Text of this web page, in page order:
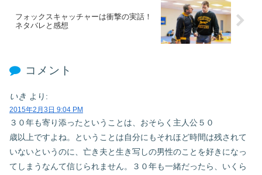
フォックスキャッチャーは衝撃の実話！
ネタバレと感想
コメント
いき より:
2015年2月3日 9:04 PM
３０年も寄り添ったということは、おそらく主人公５０
歳以上ですよね。ということは自分にもそれほど時間は残されて
いないというのに、亡き夫と生き写しの男性のことを好きになっ
てしまうなんて信じられません。３０年も一緒だったら、いくら